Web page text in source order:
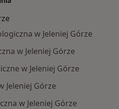
w Jeleniej Górze
w Jeleniej Górze
w Jeleniej Górze
Jeleniej Górze
w Jeleniej Górze